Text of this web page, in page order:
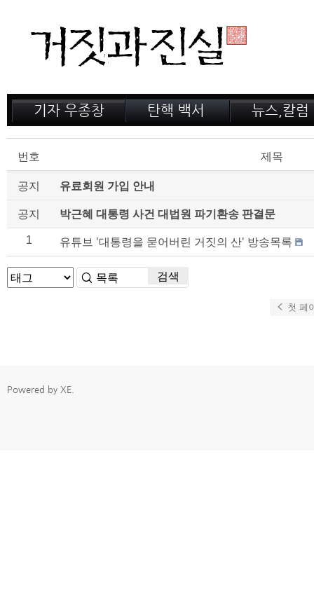
기자 우종창
저서 소개
탄핵 백서
거짓의 산
뉴스,칼럼
공지,새소식
전문가 칼럼
번호
제목
공지
유료회원 가입 안내
공지
박근혜 대통령 사건 대법원 파기환송 판결문
1 유튜브 '대통령을 묻어버린 거짓의 산' 방송목록
검색
첫 페
Powered by XE